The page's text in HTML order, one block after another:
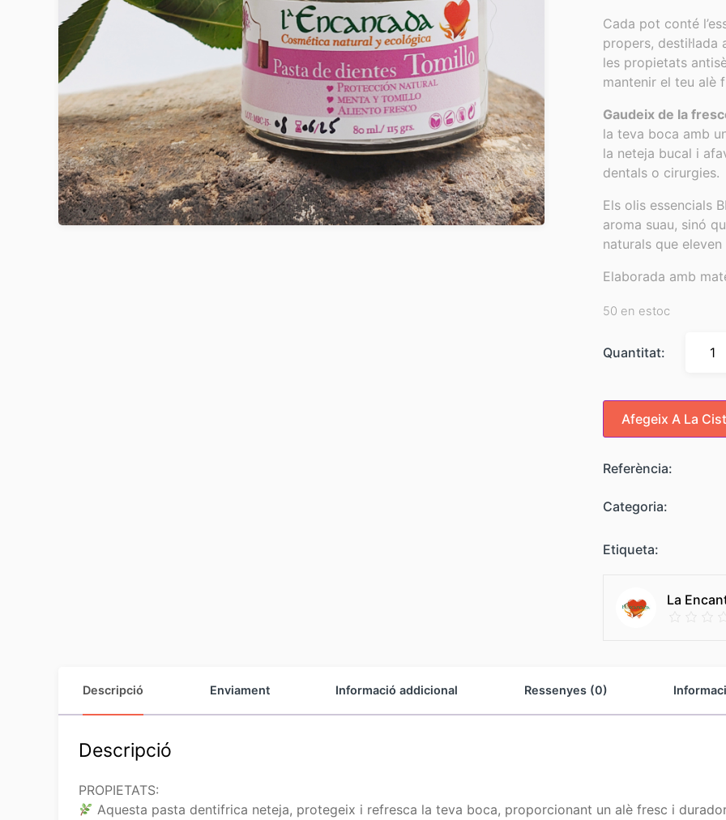
Cada pot conté
propers,
les propietats
mantenir el teu alè
Gaudeix de la
la teva boca amb
la neteja bucal i
dentals o cirurgies.
Els olis essencials
aroma suau, sinó
naturals que
Elaborada amb
50 en estoc
Quantitat:
Afegeix A La
Referència:
Categoria:
Etiqueta:
La
Descripció Enviament Informació addicional Ressenyes (0)
Descripció
PROPIETATS:
Aquesta pasta dentifrica neteja, protegeix i refresca la teva boca, proporcionant un alè fresc i